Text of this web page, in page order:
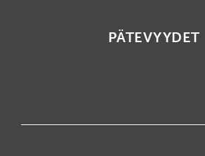
PÄTEVYYDET